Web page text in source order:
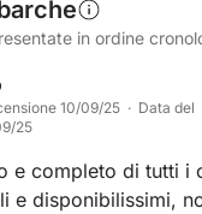
in ordine
10/09/25 · Data del
25
e completo di tutti i
e disponibilissimi,